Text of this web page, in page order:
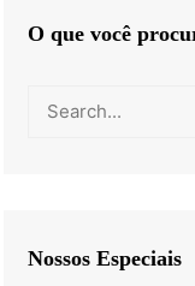
O que você
Nossos Especiais